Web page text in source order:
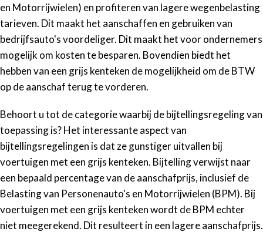
en Motorrijwielen) en profiteren van lagere wegenbelasting
tarieven. Dit maakt het aanschaffen en gebruiken van
bedrijfsauto's voordeliger. Dit maakt het voor ondernemers
mogelijk om kosten te besparen. Bovendien biedt het
hebben van een grijs kenteken de mogelijkheid om de BTW
op de aanschaf terug te vorderen.
Behoort u tot de categorie waarbij de bijtellingsregeling van
toepassing is? Het interessante aspect van
bijtellingsregelingen is dat ze gunstiger uitvallen bij
voertuigen met een grijs kenteken. Bijtelling verwijst naar
een bepaald percentage van de aanschafprijs, inclusief de
Belasting van Personenauto's en Motorrijwielen (BPM). Bij
voertuigen met een grijs kenteken wordt de BPM echter
niet meegerekend. Dit resulteert in een lagere aanschafprijs.